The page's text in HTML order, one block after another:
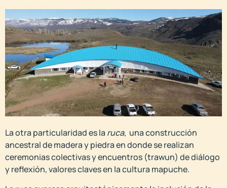
La otra particularidad es la ruca, una construcción
ancestral de madera y piedra en donde se realizan
ceremonias colectivas y encuentros (trawun) de diálogo
y reflexión, valores claves en la cultura mapuche.